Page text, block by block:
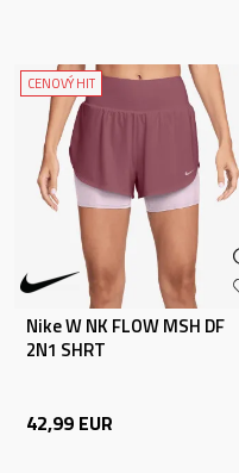
CENOVÝ HIT
Nike W NK FLOW MSH DF
2N1 SHRT
42,99 EUR